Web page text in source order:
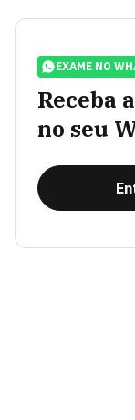
EXAME NO
Receba
no seu